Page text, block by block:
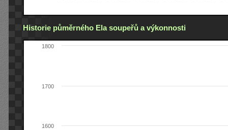
Historie půměrného Ela soupeřů a výkonnosti
1600
1700
1800